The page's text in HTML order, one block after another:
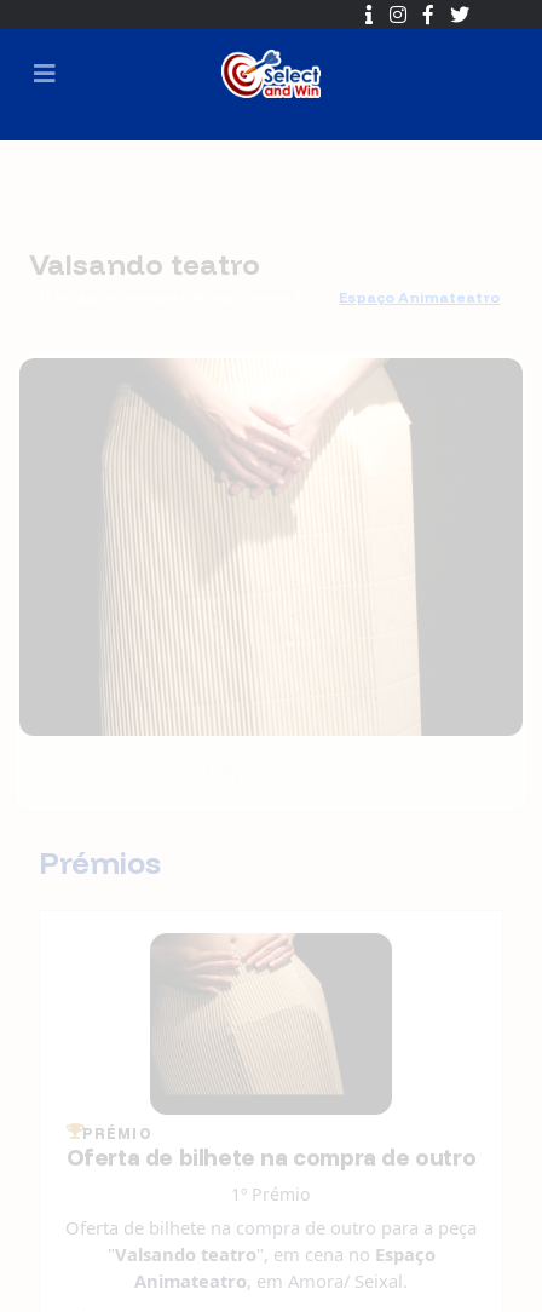
Valsando teatro
Espaço Animateatro
⏳ Sorteio em
2017-06-06 16:30
Prémios
PRÉMIO
Oferta de bilhete na compra de outro
1º Prémio
Oferta de bilhete na compra de outro para a peça
"Valsando teatro", em cena no Espaço
Animateatro, em Amora/ Seixal.